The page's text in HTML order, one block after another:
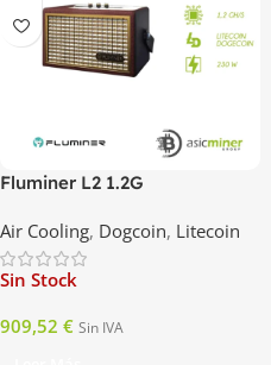
Fluminer L2 1.2G
Air Cooling, Dogcoin, Litecoin
Sin Stock
909,52 € Sin IVA